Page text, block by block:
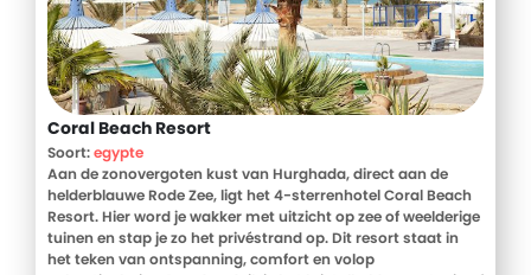
Coral Beach Resort
Soort:egypte
Aan de zonovergoten kust van Hurghada, direct aan de
helderblauwe Rode Zee, ligt het 4-sterrenhotel Coral Beach
Resort. Hier word je wakker met uitzicht op zee of weelderige
tuinen en stap je zo het privéstrand op. Dit resort staat in
het teken van ontspanning, comfort en volop